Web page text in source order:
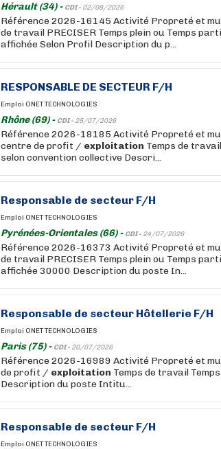
Hérault (34) - CDI - 02/08/2026
Référence 2026-16145 Activité Propreté et
de travail PRECISER Temps plein ou Temps
affichée Selon Profil Description du p...
RESPONSABLE DE SECTEUR F/H
Emploi ONET TECHNOLOGIES
Rhône (69) - CDI - 25/07/2026
Référence 2026-18185 Activité Propreté et
centre de profit / exploitation Temps de
selon convention collective Descri...
Responsable de secteur F/H
Emploi ONET TECHNOLOGIES
Pyrénées-Orientales (66) - CDI - 24/07/2026
Référence 2026-16373 Activité Propreté et
de travail PRECISER Temps plein ou Temps
affichée 30000 Description du poste In...
Responsable de secteur Hôtellerie F/H
Emploi ONET TECHNOLOGIES
Paris (75) - CDI - 20/07/2026
Référence 2026-16989 Activité Propreté et
de profit / exploitation Temps de travail
Description du poste Intitu...
Responsable de secteur F/H
Emploi ONET TECHNOLOGIES